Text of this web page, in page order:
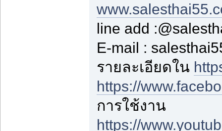
line add
E-mail :
รายละเอียดใน
https://
การใช้งาน
https://